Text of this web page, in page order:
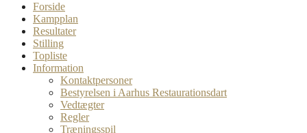
Forside
Kampplan
Resultater
Stilling
Topliste
Information
Kontaktpersoner
Bestyrelsen i Aarhus Restaurationsdart
Vedtægter
Regler
Træningsspil